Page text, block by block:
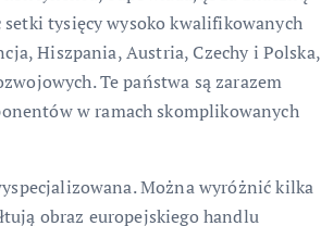
tysięcy wysoko kwalifikowanych
Hiszpania, Austria, Czechy i Polska,
Te państwa są zarazem
w ramach skomplikowanych
Można wyróżnić kilka
obraz europejskiego handlu